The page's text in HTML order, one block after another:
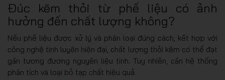
Đúc kẽm thỏi từ phế liệu có ảnh
hưởng đến chất lượng không?
Nếu phế liệu được xử lý và phân loại đúng cách, kết hợp với
công nghệ tinh luyện hiện đại, chất lượng thỏi kẽm có thể đạt
gần tương đương nguyên liệu tinh. Tuy nhiên, cần hệ thống
phân tích và loại bỏ tạp chất hiệu quả.